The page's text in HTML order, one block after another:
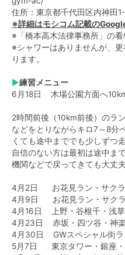
住所：東京都千代田区内神田
※詳細はモシコム記載の
※「橋本高木法律事務所」の看
※シャワーはありませんが、
ります。
▶練習メニュー
6月18日 木場公園方面へ
2時間前後（10km前後）のラ
などをとりながらキロ7～8分
くても途中まででも少しずつ
自信のない方は最初は途中ま
機関などで戻ってきても大丈夫
4月2日 お花見ラン・サクラ
4月9日 お花見ラン・サクラ
4月16日 上野・谷根千・浅
4月23日 赤坂・四ツ谷・神
4月30日 GWスペシャル街ラ
5月7日 東京タワー・銀座・